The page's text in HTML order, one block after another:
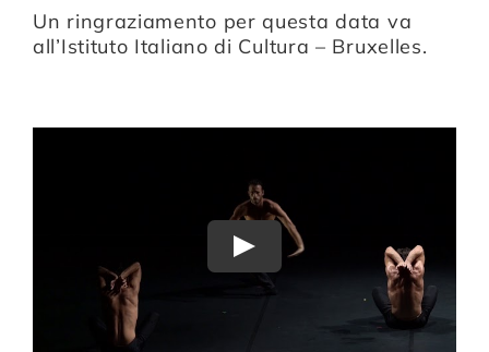
Un ringraziamento per questa data va
all’Istituto Italiano di Cultura – Bruxelles.
Play